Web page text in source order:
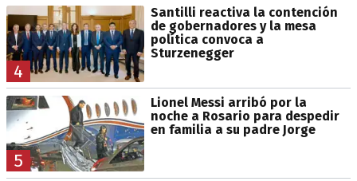
4
Santilli reactiva la contención
de gobernadores y la mesa
política convoca a
Sturzenegger
5
Lionel Messi arribó por la
noche a Rosario para despedir
en familia a su padre Jorge